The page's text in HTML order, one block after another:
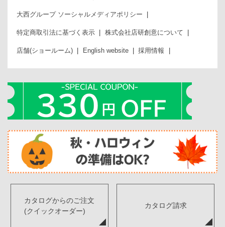
大西グループ ソーシャルメディアポリシー
特定商取引法に基づく表示 株式会社店研創意について
店舗(ショールーム) English website 採用情報
カタログからのご注文
(クイックオーダー)
カタログ請求